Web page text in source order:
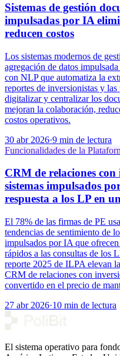
Sistemas de gestión
impulsadas por IA
reducen costos
Los sistemas modernos de
agregación de datos
con NLP que automatiza la
reportes de inversionistas y
digitalizar y centralizar los
mejoran la colaboración,
costos operativos.
30 abr 2026·9 min de lectura
Funcionalidades de la
CRM de relaciones
sistemas impulsados
respuesta a los LP en
El 78% de las firmas de PE
tendencias de sentimiento de
impulsados por IA que
rápidos a las consultas de los
reporte 2025 de ILPA elevan
CRM de relaciones con
convertido en el precio de
27 abr 2026·10 min de lectura
El sistema operativo para